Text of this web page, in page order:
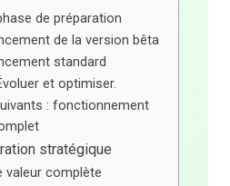
de préparation
de la version bêta
standard
et optimiser.
: fonctionnement
stratégique
valeur complète